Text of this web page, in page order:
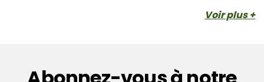
Voir plus +